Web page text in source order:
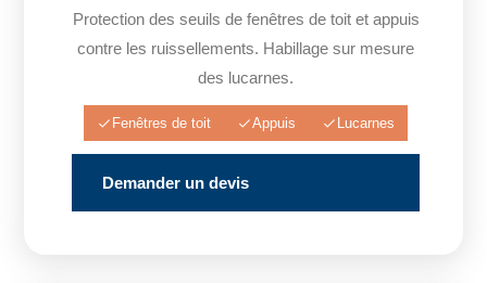
Protection des seuils de fenêtres de toit et appuis
contre les ruissellements. Habillage sur mesure
des lucarnes.
Fenêtres de toit Appuis Lucarnes
Demander un devis